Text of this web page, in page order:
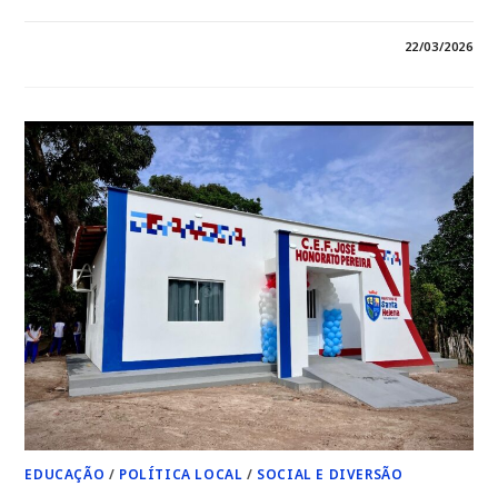
SANTA
HELENA*
*A
EQUATORIAL
MARANHÃO
REALIZARÁ
MANUTENÇÃO
NA
REDE
ELÉTRICA
NESTA
TARDE,
COM
INTERRUPÇÃO
NO
FORNECIMENTO
DE
ENERGIA
DAS
16H
ÀS
17H,
AFETANDO
SANTA
HELENA
E
22/03/2026
EDUCAÇÃO / POLÍTICA LOCAL / SOCIAL E DIVERSÃO